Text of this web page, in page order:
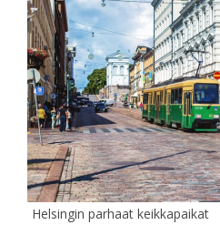
Helsingin parhaat keikkapaikat